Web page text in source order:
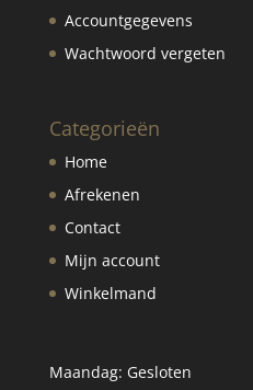
Accountgegevens
Wachtwoord vergeten
Categorieën
Home
Afrekenen
Contact
Mijn account
Winkelmand
Maandag: Gesloten